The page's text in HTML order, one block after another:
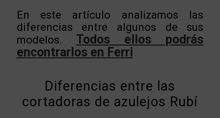
En este artículo analizamos las
diferencias entre algunos de sus
modelos. Todos ellos podrás
encontrarlos en Ferri
Diferencias entre las
cortadoras de azulejos Rubí